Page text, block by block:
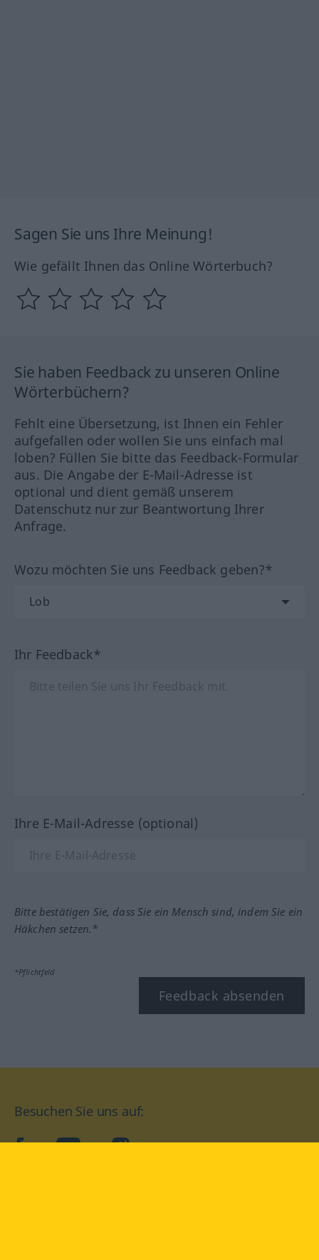
Sagen Sie uns Ihre Meinung!
Wie gefällt Ihnen das Online Wörterbuch?
Sie haben Feedback zu unseren Online
Wörterbüchern?
Fehlt eine Übersetzung, ist Ihnen ein Fehler
aufgefallen oder wollen Sie uns einfach mal
loben? Füllen Sie bitte das Feedback-Formular
aus. Die Angabe der E-Mail-Adresse ist
optional und dient gemäß unserem
Datenschutz nur zur Beantwortung Ihrer
Anfrage.
Wozu möchten Sie uns Feedback geben?*
Ihr Feedback*
Ihre E-Mail-Adresse (optional)
Bitte bestätigen Sie, dass Sie ein Mensch sind, indem Sie ein
Häkchen setzen.*
*Pflichtfeld
Feedback absenden
Besuchen Sie uns auf:
facebookYouTube Instagram